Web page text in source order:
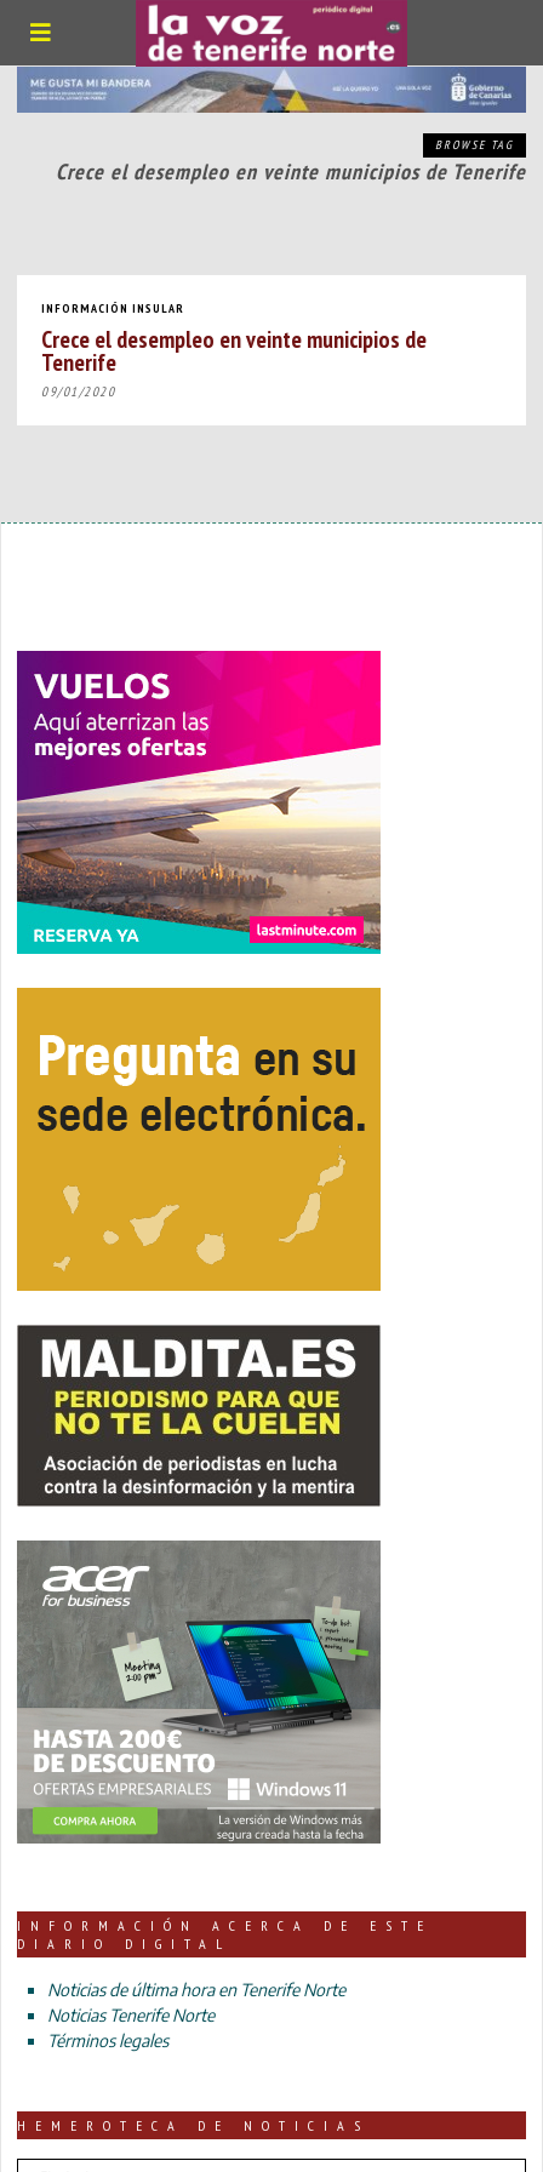
BROWSE TAG
Crece el desempleo en veinte municipios de Tenerife
INFORMACIÓN INSULAR
Crece el desempleo en veinte municipios de
Tenerife
09/01/2020
INFORMACIÓN ACERCA DE ESTE
DIARIO DIGITAL
Noticias de última hora en Tenerife Norte
Noticias Tenerife Norte
Términos legales
HEMEROTECA DE NOTICIAS